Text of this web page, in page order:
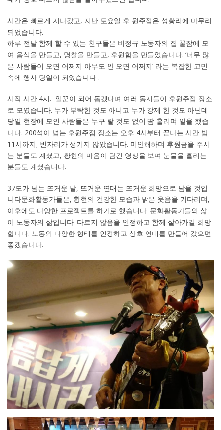
시간은 빠르게 지나갔고, 지난 토요일 후 원주점은 성황리에 마무리
되었습니다.
하루 전날 함께 할 수 있는 친구들은 비정규 노동자의 집 꿀잠에 모
여 음식을 만들고, 명찰을 만들고, 후원함을 만들었습니다. ‘너무 많
은 사람들이 오면 어쩌지 아무도 안 오면 어쩌지’ 라는 복잡한 고민
속에 행사 당일이 되었습니다 .
시작 시간 4시. 일꾼이 되어 돕겠다며 여러 동지들이 후원주점 장소
로 모였습니다. 누가 부탁한 것도 아니고 누가 강제 한 것도 아닌데
당일 현장에 모인 사람들은 누구 랄 것도 없이 땀 흘리며 일을 했습
니다. 200석이 넘는 후원주점 장소는 오후 4시부터 끝나는 시간 밤
11시까지, 빈자리가 생기지 않았습니다. 미안해하며 후원금을 주시
는 분들도 계셨고, 황현의 마음이 담긴 영상을 보며 눈물을 흘리는
분들도 계셨습니다.
37도가 넘는 뜨거운 날, 뜨거운 연대는 뜨거운 희망으로 남을 것입
니다문화활동가들은, 황현의 건강한 모습과 밝은 웃음을 기다리며,
이후에도 다양한 프로젝트를 하기로 했습니다. 문화활동가들의 삶
이 노동자의 삶입니다. 다르지 않음을 인정하고 함께 살아가길 희망
합니다. 노동의 다양한 형태를 인정하고 상호 연대를 만들어 갔으면
좋겠습니다.